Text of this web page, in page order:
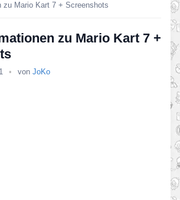
zu Mario Kart 7 + Screenshots
zu Mario Kart 7 +
• von JoKo